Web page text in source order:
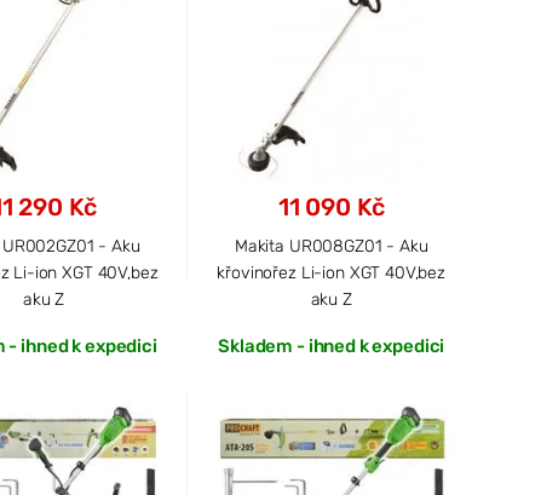
290 Kč
- Aku
Li-ion XGT 40V,bez
aku Z
- ihned k expedici
11 090 Kč
Makita UR008GZ01 - Aku
křovinořez Li-ion XGT 40V,bez
aku Z
Skladem - ihned k expedici